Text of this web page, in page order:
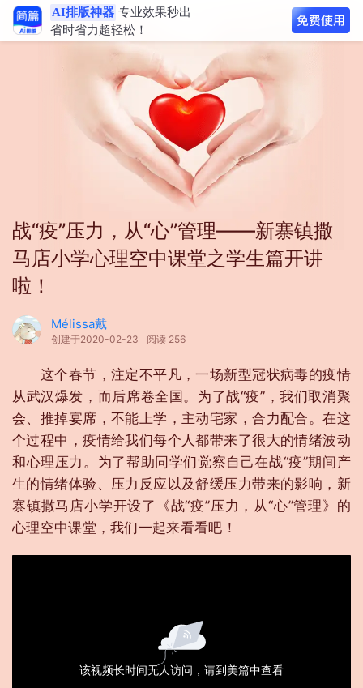
AI排版神器 专业效果秒出
省时省力超轻松！
战“疫”压力，从“心”管理——新寨镇撒
马店小学心理空中课堂之学生篇开讲
啦！
Mélissa戴
创建于2020-02-23 阅读 256
这个春节，注定不平凡，一场新型冠状病毒的疫情
从武汉爆发，而后席卷全国。为了战“疫”，我们取消聚
会、推掉宴席，不能上学，主动宅家，合力配合。在这
个过程中，疫情给我们每个人都带来了很大的情绪波动
和心理压力。为了帮助同学们觉察自己在战“疫”期间产
生的情绪体验、压力反应以及舒缓压力带来的影响，新
寨镇撒马店小学开设了《战“疫”压力，从“心”管理》的
心理空中课堂，我们一起来看看吧！
该视频长时间无人访问，请到美篇中查看